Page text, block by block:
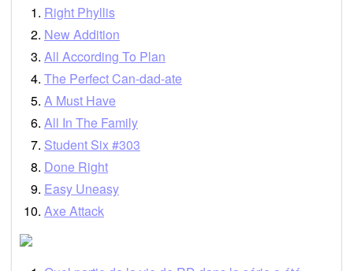
Right Phyllis
New Addition
All According To Plan
The Perfect Can-dad-ate
A Must Have
All In The Family
Student Six #303
Done Right
Easy Uneasy
Axe Attack